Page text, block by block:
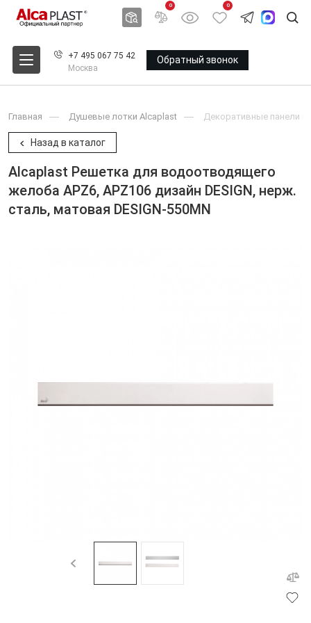
0 0
+7 495 067 75 42
Москва
Обратный звонок
Главная Душевые лотки Alcaplast Декоративные панели и
Назад в каталог
Alcaplast Решетка для водоотводящего
желоба APZ6, APZ106 дизайн DESIGN, нерж.
сталь, матовая DESIGN-550MN